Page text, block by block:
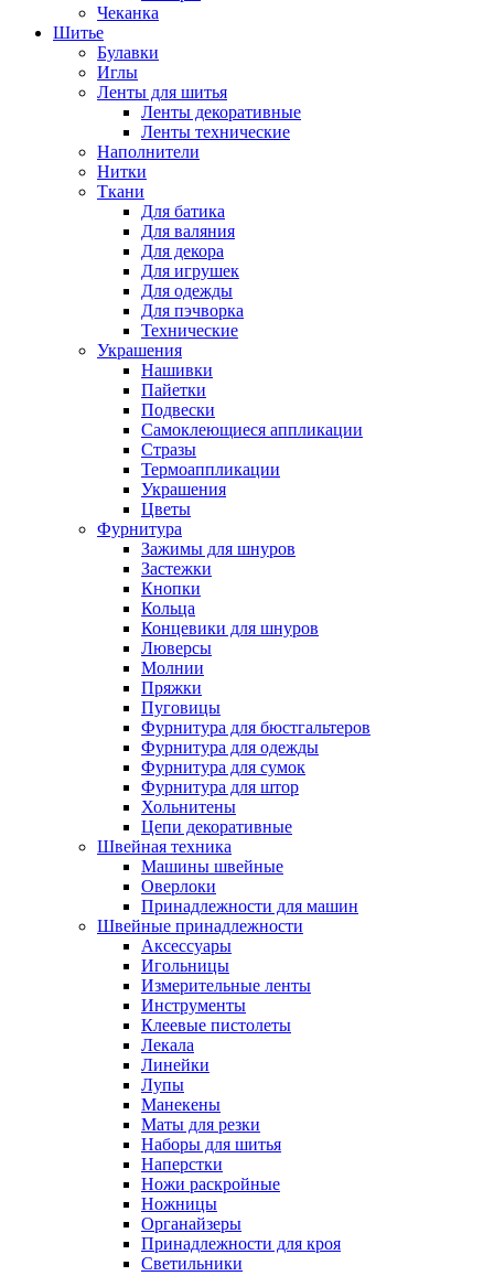
Чеканка
Шитье
Булавки
Иглы
Ленты для шитья
Ленты декоративные
Ленты технические
Наполнители
Нитки
Ткани
Для батика
Для валяния
Для декора
Для игрушек
Для одежды
Для пэчворка
Технические
Украшения
Нашивки
Пайетки
Подвески
Самоклеющиеся аппликации
Стразы
Термоаппликации
Украшения
Цветы
Фурнитура
Зажимы для шнуров
Застежки
Кнопки
Кольца
Концевики для шнуров
Люверсы
Молнии
Пряжки
Пуговицы
Фурнитура для бюстгальтеров
Фурнитура для одежды
Фурнитура для сумок
Фурнитура для штор
Хольнитены
Цепи декоративные
Швейная техника
Машины швейные
Оверлоки
Принадлежности для машин
Швейные принадлежности
Аксессуары
Игольницы
Измерительные ленты
Инструменты
Клеевые пистолеты
Лекала
Линейки
Лупы
Манекены
Маты для резки
Наборы для шитья
Наперстки
Ножи раскройные
Ножницы
Органайзеры
Принадлежности для кроя
Светильники